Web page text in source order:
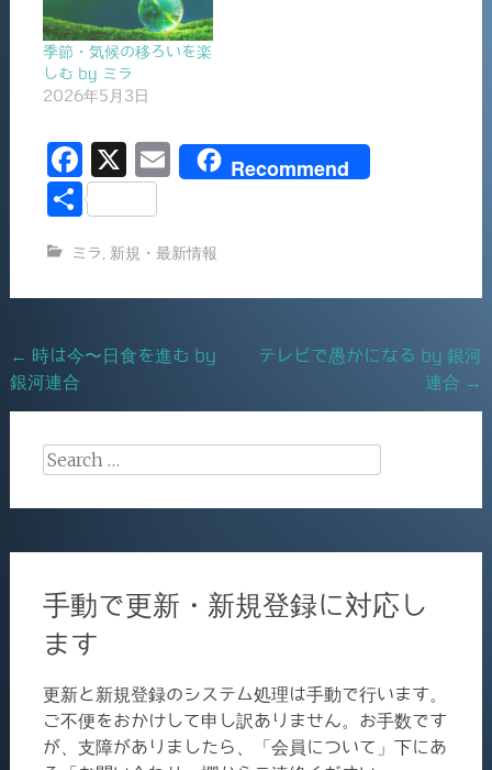
季節・気候の移ろいを楽
しむ by ミラ
2026年5月3日
F
a
e
b
k
X
E
l
Recommend
共
ミラ 新規・最新情報
Post
navigation
← 時は今〜日食を進む by
銀河連合
テレビで愚かになる by 銀河
連合 →
Search
手動で更新・新規登録に対応し
ます
更新と新規登録のシステム処理は手動で行います。
ご不便をおかけして申し訳ありません。お手数です
が、支障がありましたら、「会員について」下にあ